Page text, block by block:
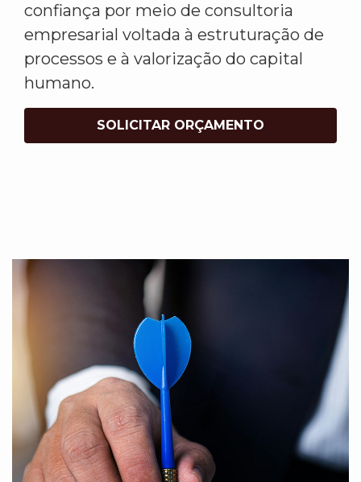
confiança por meio de consultoria
empresarial voltada à estruturação de
processos e à valorização do capital
humano.
SOLICITAR ORÇAMENTO